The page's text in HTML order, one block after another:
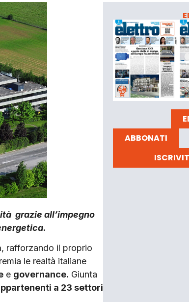
grazie all’impegno
, rafforzando il proprio
le realtà italiane
e governance. Giunta
a 23 settori
ABBONATI